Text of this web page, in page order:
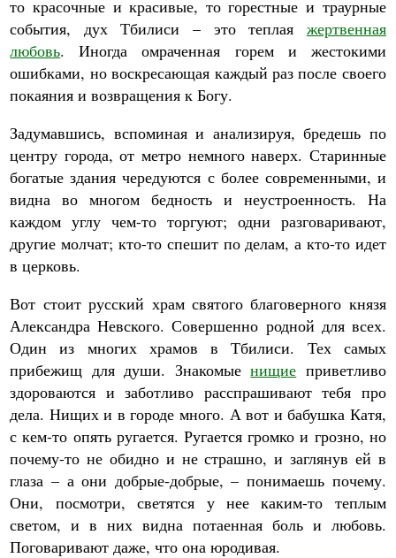
то красочные и красивые, то горестные и траурные
события, дух Тбилиси – это теплая жертвенная
любовь. Иногда омраченная горем и жестокими
ошибками, но воскресающая каждый раз после своего
покаяния и возвращения к Богу.
Задумавшись, вспоминая и анализируя, бредешь по
центру города, от метро немного наверх. Старинные
богатые здания чередуются с более современными, и
видна во многом бедность и неустроенность. На
каждом углу чем-то торгуют; одни разговаривают,
другие молчат; кто-то спешит по делам, а кто-то идет
в церковь.
Вот стоит русский храм святого благоверного князя
Александра Невского. Совершенно родной для всех.
Один из многих храмов в Тбилиси. Тех самых
прибежищ для души. Знакомыенищие приветливо
здороваются и заботливо расспрашивают тебя про
дела. Нищих и в городе много. А вот и бабушка Катя,
с кем-то опять ругается. Ругается громко и грозно, но
почему-то не обидно и не страшно, и заглянув ей в
глаза – а они добрые-добрые, – понимаешь почему.
Они, посмотри, светятся у нее каким-то теплым
светом, и в них видна потаенная боль и любовь.
Поговаривают даже, что она юродивая.